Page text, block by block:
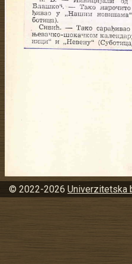
© 2022-2026 Univerzitetska